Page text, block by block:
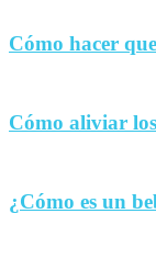
Cómo hacer
Cómo aliviar
¿Cómo es un